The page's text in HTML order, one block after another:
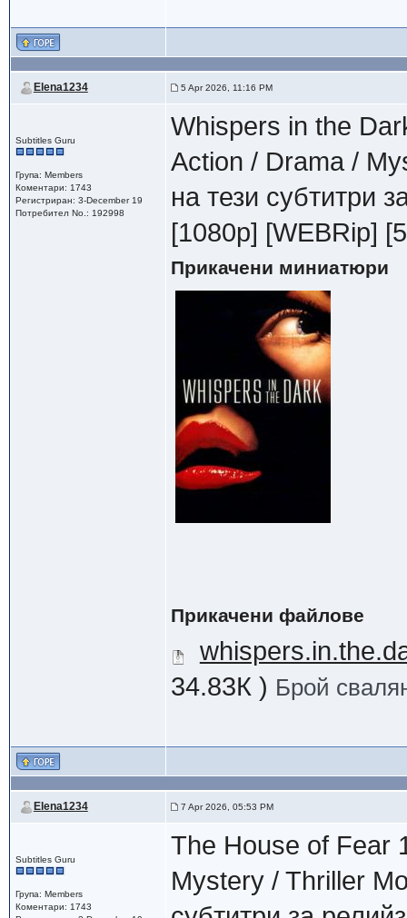
Elena1234 5 Apr 2026, 11:16 PM
Subtitles Guru
Група: Members
Коментари: 1743
Регистриран: 3-December 19
Потребител No.: 192998
Whispers in the
Action / Drama /
на тези субтитри
[1080p] [WEBRip]
Прикачени миниатюри
Прикачени файлове
34.83К ) Брой
Elena1234 7 Apr 2026, 05:53 PM
Subtitles Guru
Група: Members
Коментари: 1743
The House of Fear
Mystery / Thriller